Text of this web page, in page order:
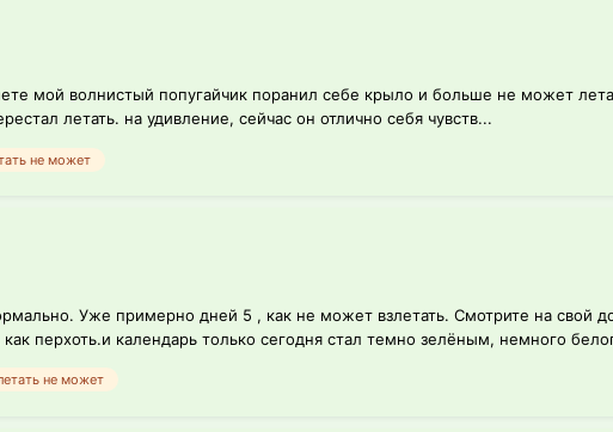
мой волнистый попугайчик поранил себе крыло и больше не может
летать. на удивление, сейчас он отлично себя чувств...
не может
Уже примерно дней 5 , как не может взлетать. Смотрите на свой
перхоть.и календарь только сегодня стал темно зелёным, немного
не может